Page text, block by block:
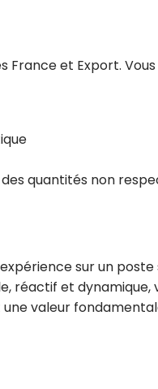
France et Export.
quantités non
sur un
réactif et dynamique,
valeur